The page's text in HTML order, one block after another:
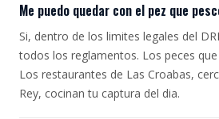
Me puedo quedar con el pez que
Si, dentro de los limites legales del
todos los reglamentos. Los peces
Los restaurantes de Las Croabas,
Rey, cocinan tu captura del dia.